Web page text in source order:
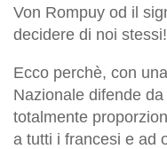
Von Rompuy od il
decidere di noi stessi!
Ecco perchè, con
Nazionale difende
totalmente
a tutti i francesi e ad